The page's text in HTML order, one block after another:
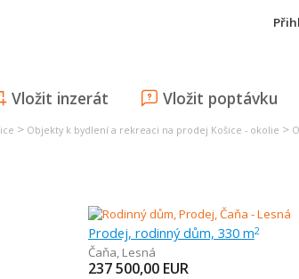
Vložit inzerát Vložit poptávku
> Objekty k bydlení a rekreaci na prodej Košice - okolie >
Prodej, rodinný dům, 330 m2
Čaňa, Lesná
237 500,00 EUR